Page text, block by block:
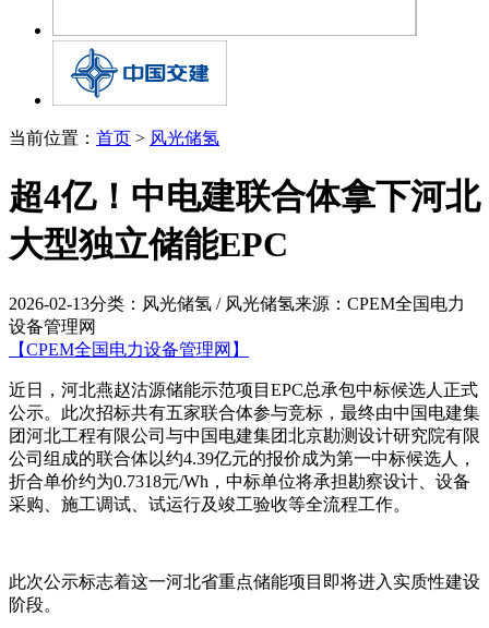
当前位置： 首页 > 风光储氢
超4亿！中电建联合体拿下河北
大型独立储能EPC
2026-02-13分类：风光储氢 / 风光储氢来源：CPEM全国电力
设备管理网
【CPEM全国电力设备管理网】
近日，河北燕赵沽源储能示范项目EPC总承包中标候选人正式
公示。此次招标共有五家联合体参与竞标，最终由中国电建集
团河北工程有限公司与中国电建集团北京勘测设计研究院有限
公司组成的联合体以约4.39亿元的报价成为第一中标候选人，
折合单价约为0.7318元/Wh，中标单位将承担勘察设计、设备
采购、施工调试、试运行及竣工验收等全流程工作。
此次公示标志着这一河北省重点储能项目即将进入实质性建设
阶段。